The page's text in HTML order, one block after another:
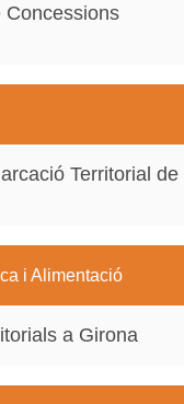
Concessions
Territorial de
i Alimentació
a Girona